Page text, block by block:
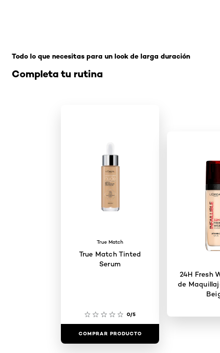
Completa tu rutina
Todo lo que necesitas para un look de larga duración
True Match
True Match Tinted
Serum
0/5
COMPRAR PRODUCTO
24H Fresh
de